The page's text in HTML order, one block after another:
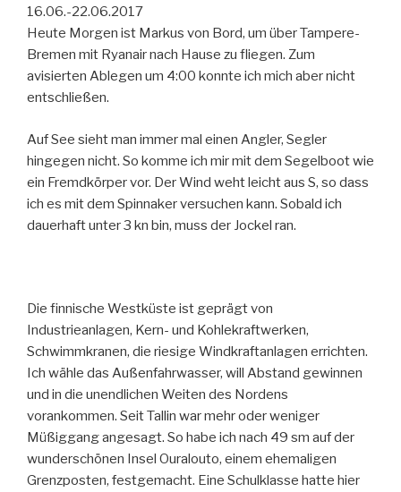
16.06.-22.06.2017
Heute Morgen ist Markus von Bord, um über Tampere-
Bremen mit Ryanair nach Hause zu fliegen. Zum
avisierten Ablegen um 4:00 konnte ich mich aber nicht
entschließen.
Auf See sieht man immer mal einen Angler, Segler
hingegen nicht. So komme ich mir mit dem Segelboot wie
ein Fremdkörper vor. Der Wind weht leicht aus S, so dass
ich es mit dem Spinnaker versuchen kann. Sobald ich
dauerhaft unter 3 kn bin, muss der Jockel ran.
Die finnische Westküste ist geprägt von
Industrieanlagen, Kern- und Kohlekraftwerken,
Schwimmkranen, die riesige Windkraftanlagen errichten.
Ich wähle das Außenfahrwasser, will Abstand gewinnen
und in die unendlichen Weiten des Nordens
vorankommen. Seit Tallin war mehr oder weniger
Müßiggang angesagt. So habe ich nach 49 sm auf der
wunderschönen Insel Ouralouto, einem ehemaligen
Grenzposten, festgemacht. Eine Schulklasse hatte hier